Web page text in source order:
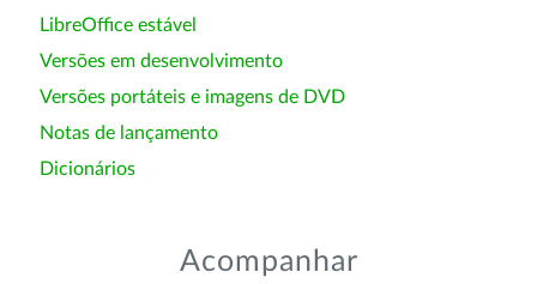
LibreOffice estável
Versões em desenvolvimento
Versões portáteis e imagens de DVD
Notas de lançamento
Dicionários
Acompanhar